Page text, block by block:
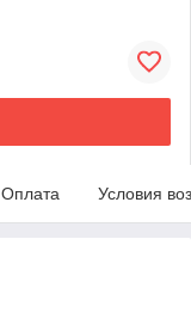
Оплата Условия